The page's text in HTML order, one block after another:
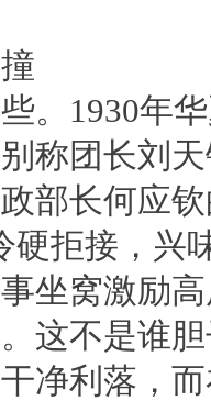
。1930年
称团长刘
部长何应
硬拒接，兴
坐窝激励
这不是谁
净利落，